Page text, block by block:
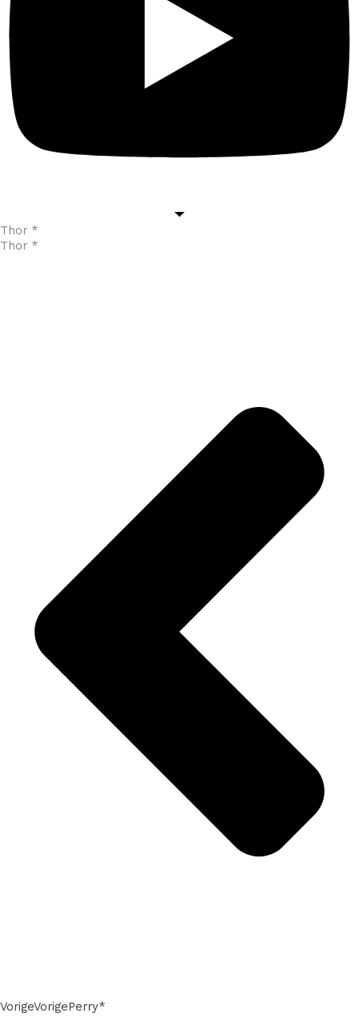
Thor *
Thor *
VorigeVorigePerry*